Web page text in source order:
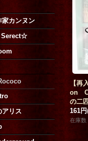
家カンヌン
アリス
【再
on
の二
161円
在庫数